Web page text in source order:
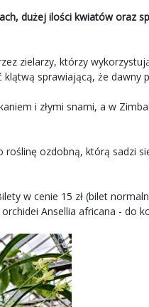
dużej ilości kwiatów oraz
zielarzy, którzy
sprawiającą, że dawny
i złymi snami, a w
ozdobną, którą sadzi
w cenie 15 zł (bilet
Ansellia africana - do